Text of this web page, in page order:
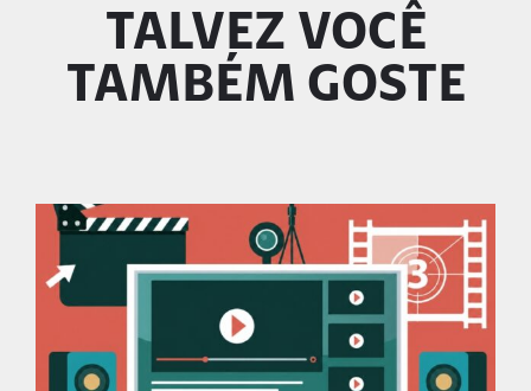
TALVEZ VOCÊ
TAMBÉM GOSTE